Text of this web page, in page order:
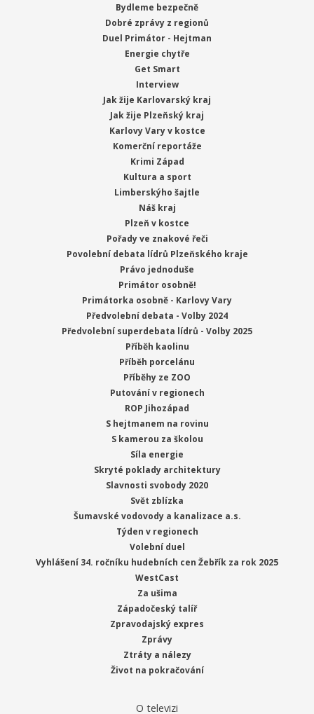
Bydleme bezpečně
Dobré zprávy z regionů
Duel Primátor - Hejtman
Energie chytře
Get Smart
Interview
Jak žije Karlovarský kraj
Jak žije Plzeňský kraj
Karlovy Vary v kostce
Komerční reportáže
Krimi Západ
Kultura a sport
Limberskýho šajtle
Náš kraj
Plzeň v kostce
Pořady ve znakové řeči
Povolební debata lídrů Plzeňského kraje
Právo jednoduše
Primátor osobně!
Primátorka osobně - Karlovy Vary
Předvolební debata - Volby 2024
Předvolební superdebata lídrů - Volby 2025
Příběh kaolinu
Příběh porcelánu
Příběhy ze ZOO
Putování v regionech
ROP Jihozápad
S hejtmanem na rovinu
S kamerou za školou
Síla energie
Skryté poklady architektury
Slavnosti svobody 2020
Svět zblízka
Šumavské vodovody a kanalizace a.s.
Týden v regionech
Volební duel
Vyhlášení 34. ročníku hudebních cen Žebřík za rok 2025
WestCast
Za ušima
Západočeský talíř
Zpravodajský expres
Zprávy
Ztráty a nálezy
Život na pokračování
O televizi